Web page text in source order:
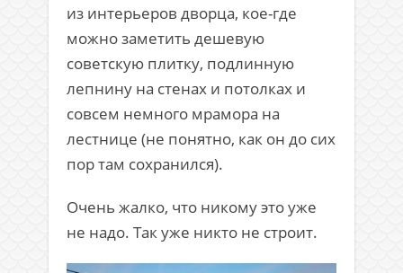
из интерьеров дворца, кое-где
можно заметить дешевую
советскую плитку, подлинную
лепнину на стенах и потолках и
совсем немного мрамора на
лестнице (не понятно, как он до сих
пор там сохранился).
Очень жалко, что никому это уже
не надо. Так уже никто не строит.